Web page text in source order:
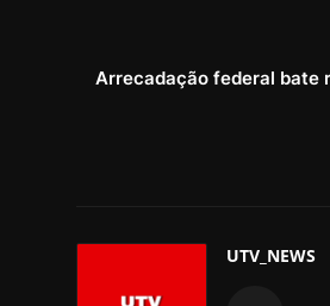
Arrecadação federal bate
UTV_NEWS